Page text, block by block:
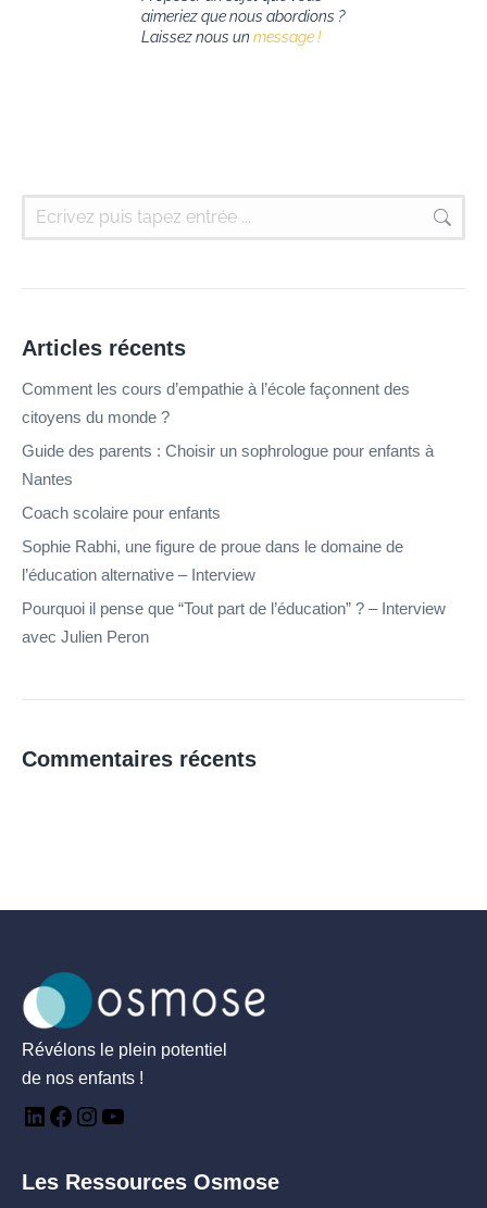
aimeriez que nous abordions ?
Laissez nous un message !
Articles récents
Comment les cours d’empathie à l’école façonnent des
citoyens du monde ?
Guide des parents : Choisir un sophrologue pour enfants à
Nantes
Coach scolaire pour enfants
Sophie Rabhi, une figure de proue dans le domaine de
l’éducation alternative – Interview
Pourquoi il pense que “Tout part de l’éducation” ? – Interview
avec Julien Peron
Commentaires récents
Révélons le plein potentiel
de nos enfants !
Les Ressources Osmose